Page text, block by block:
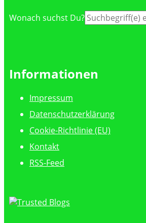
Suche
Wonach suchst Du?
Informationen
Impressum
Datenschutzerklärung
Cookie-Richtlinie (EU)
Kontakt
RSS-Feed